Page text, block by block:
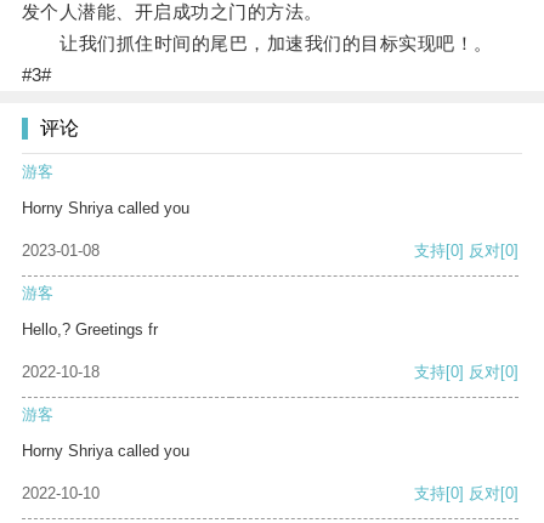
发个人潜能、开启成功之门的方法。
让我们抓住时间的尾巴，加速我们的目标实现吧！。
#3#
评论
游客
Horny Shriya called you
2023-01-08 支持[0] 反对[0]
游客
Hello,? Greetings fr
2022-10-18 支持[0] 反对[0]
游客
Horny Shriya called you
2022-10-10 支持[0] 反对[0]